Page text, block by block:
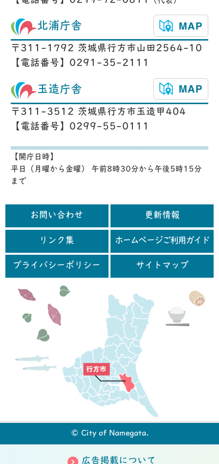
北浦庁舎
〒311-1792 茨城県行方市山田2564-10
【電話番号】0291-35-2111
玉造庁舎
〒311-3512 茨城県行方市玉造甲404
【電話番号】0299-55-0111
【開庁日時】
平日（月曜から金曜） 午前8時30分から午後5時15分
まで
お問い合わせ 更新情報
リンク集 ホームページご利用ガイド
プライバシーポリシー サイトマップ
© City of Namegata.
広告掲載について